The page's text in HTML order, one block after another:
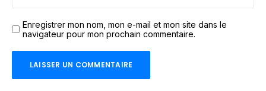
Enregistrer mon nom, mon e-mail et mon site dans le
navigateur pour mon prochain commentaire.